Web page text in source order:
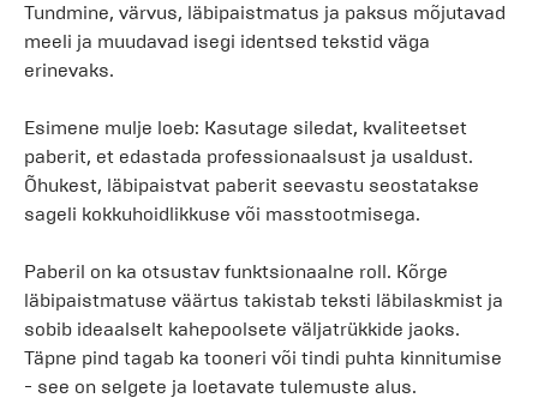
Tundmine, värvus, läbipaistmatus ja paksus mõjutavad
meeli ja muudavad isegi identsed tekstid väga
erinevaks.
Esimene mulje loeb: Kasutage siledat, kvaliteetset
paberit, et edastada professionaalsust ja usaldust.
Õhukest, läbipaistvat paberit seevastu seostatakse
sageli kokkuhoidlikkuse või masstootmisega.
Paberil on ka otsustav funktsionaalne roll. Kõrge
läbipaistmatuse väärtus takistab teksti läbilaskmist ja
sobib ideaalselt kahepoolsete väljatrükkide jaoks.
Täpne pind tagab ka tooneri või tindi puhta kinnitumise
- see on selgete ja loetavate tulemuste alus.